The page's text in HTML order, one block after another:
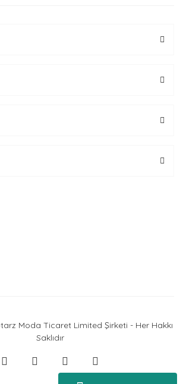
Moda Ticaret Limited Şirketi - Her Hakkı
Saklıdır